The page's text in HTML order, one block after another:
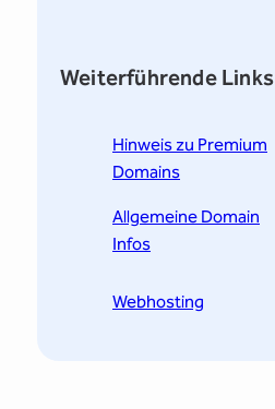
Weiterführende Links
Hinweis zu Premium
Domains
Allgemeine Domain
Infos
Webhosting